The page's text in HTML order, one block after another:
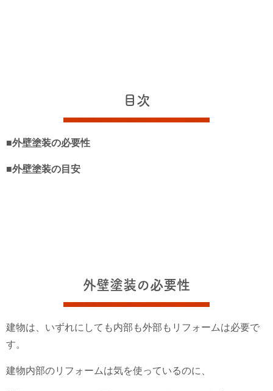
目次
■外壁塗装の必要性
■外壁塗装の目安
外壁塗装の必要性
建物は、いずれにしても内部も外部もリフォームは必要で
す。
建物内部のリフォームは気を使っているのに、